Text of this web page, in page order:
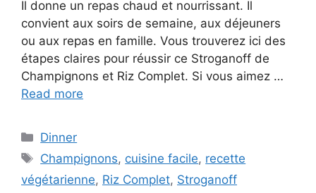
Il donne un repas chaud et nourrissant. Il
convient aux soirs de semaine, aux déjeuners
ou aux repas en famille. Vous trouverez ici des
étapes claires pour réussir ce Stroganoff de
Champignons et Riz Complet. Si vous aimez …
Read more
Categories
Dinner
Tags
Champignons, cuisine facile, recette
végétarienne, Riz Complet, Stroganoff